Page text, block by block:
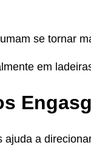
se tornar
em
a